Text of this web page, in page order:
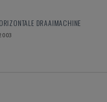
DRAAIMACHINE